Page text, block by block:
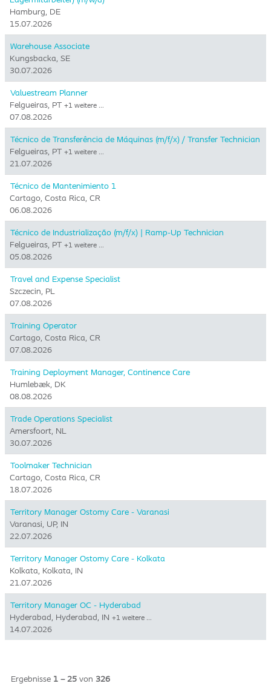
Hamburg, DE
15.07.2026
Warehouse Associate
Kungsbacka, SE
30.07.2026
Valuestream Planner
Felgueiras, PT +1 weitere …
07.08.2026
Técnico de Transferência de Máquinas (m/f/x) / Transfer Technician
Felgueiras, PT +1 weitere …
21.07.2026
Técnico de Mantenimiento 1
Cartago, Costa Rica, CR
06.08.2026
Técnico de Industrialização (m/f/x) | Ramp-Up Technician
Felgueiras, PT +1 weitere …
05.08.2026
Travel and Expense Specialist
Szczecin, PL
07.08.2026
Training Operator
Cartago, Costa Rica, CR
07.08.2026
Training Deployment Manager, Continence Care
Humlebæk, DK
08.08.2026
Trade Operations Specialist
Amersfoort, NL
30.07.2026
Toolmaker Technician
Cartago, Costa Rica, CR
18.07.2026
Territory Manager Ostomy Care - Varanasi
Varanasi, UP, IN
22.07.2026
Territory Manager Ostomy Care - Kolkata
Kolkata, Kolkata, IN
21.07.2026
Territory Manager OC - Hyderabad
Hyderabad, Hyderabad, IN +1 weitere …
14.07.2026
Ergebnisse 1 – 25 von 326